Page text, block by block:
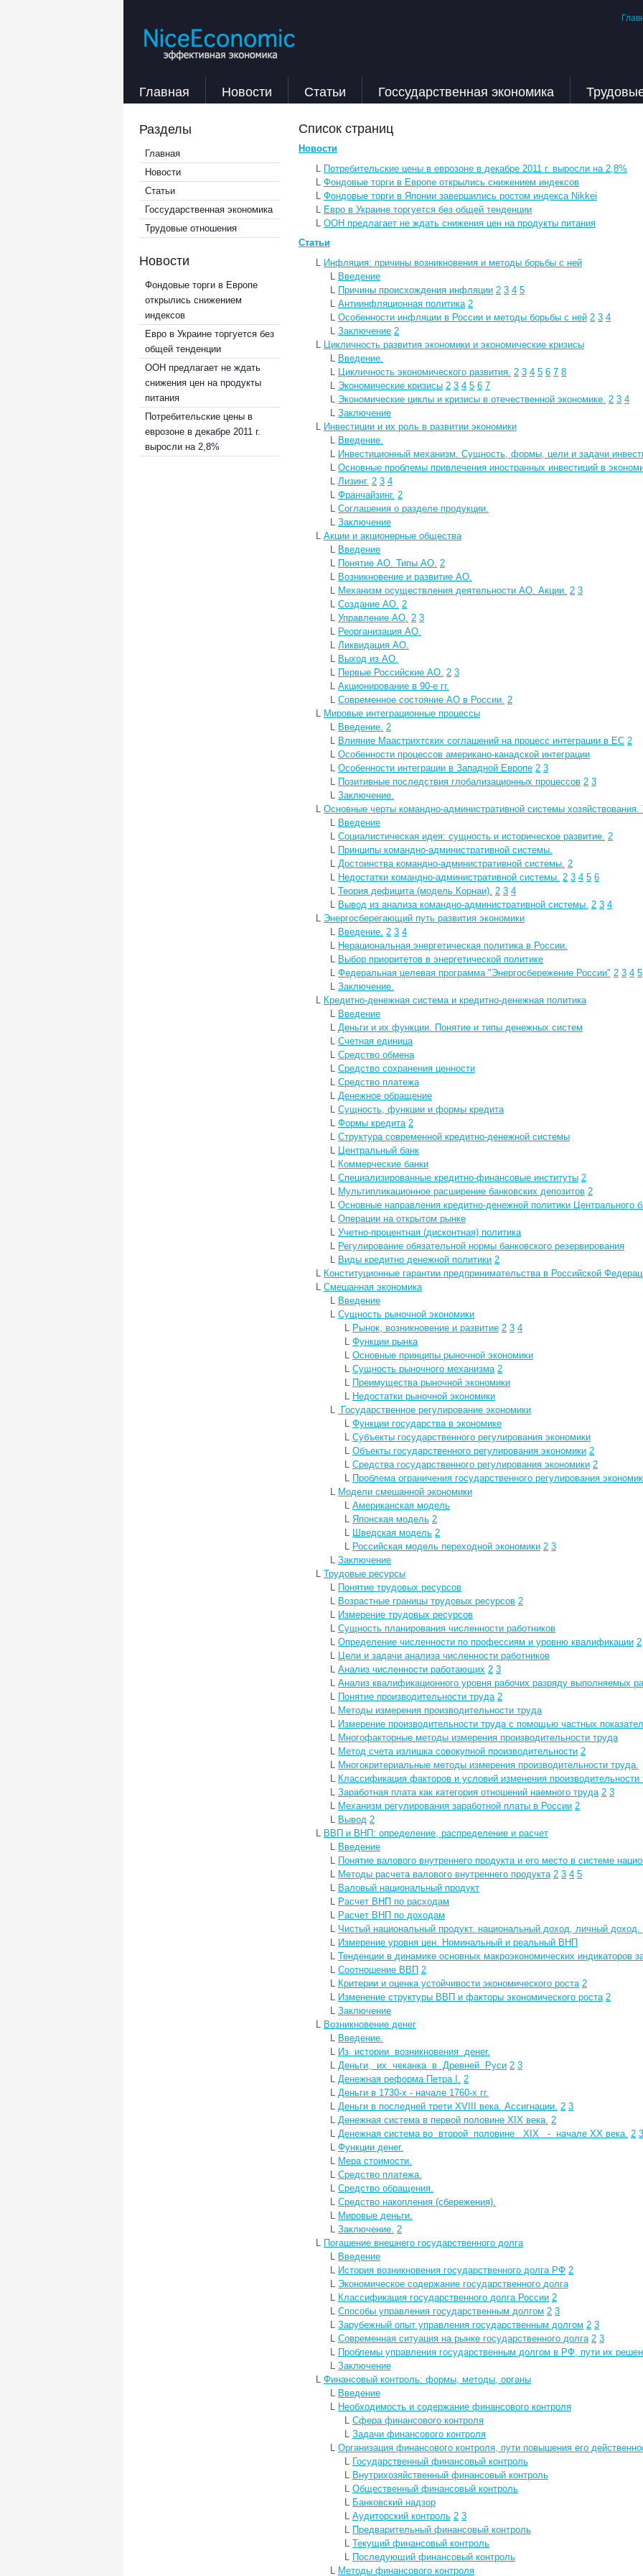
Главная Новости Статьи Госсударственная экономика
Разделы
Главная
Новости
Статьи
Госсударственная экономика
Трудовые отношения
Новости
Фондовые торги в Европе
открылись снижением
индексов
Евро в Украине торгуется без
общей тенденции
ООН предлагает не ждать
снижения цен на продукты
питания
Потребительские цены в
еврозоне в декабре 2011 г.
выросли на 2,8%
Список страниц
Новости
L Потребительские цены в еврозоне в декабре 2011 г. выросли на 2,8%
L Фондовые торги в Европе открылись снижением индексов
L Фондовые торги в Японии завершились ростом индекса Nikkei
L Евро в Украине торгуется без общей тенденции
L ООН предлагает не ждать снижения цен на продукты питания
Статьи
L Инфляция: причины возникновения и методы борьбы с ней
L Введение
L Причины происхождения инфляции 2 3 4 5
L Антиинфляционная политика 2
L Особенности инфляции в России и методы борьбы с ней 2 3 4
L Заключение 2
L Цикличность развития экономики и экономические кризисы
L Введение.
L Цикличность экономического развития. 2 3 4 5 6 7 8
L Экономические кризисы 2 3 4 5 6 7
L Экономические циклы и кризисы в отечественной экономике. 2 3 4
L Заключение
L Инвестиции и их роль в развитии экономики
L Введение.
L Инвестиционный механизм. Сущность, формы, цели и задачи
L Основные проблемы привлечения иностранных инвестиций в
L Лизинг. 2 3 4
L Франчайзинг. 2
L Соглашения о разделе продукции.
L Заключение
L Акции и акционерные общества
L Введение
L Понятие АО. Типы АО. 2
L Возникновение и развитие АО.
L Механизм осуществления деятельности АО. Акции. 2 3
L Создание АО. 2
L Управление АО. 2 3
L Реорганизация АО.
L Ликвидация АО.
L Выход из АО.
L Первые Российские АО. 2 3
L Акционирование в 90-е гг.
L Современное состояние АО в России. 2
L Мировые интеграционные процессы
L Введение. 2
L Влияние Маастрихтских соглашений на процесс интеграции в ЕС 2
L Особенности процессов американо-канадской интеграции
L Особенности интеграции в Западной Европе 2 3
L Позитивные последствия глобализационных процессов 2 3
L Заключение.
L Основные черты командно-административной системы
L Введение
L Социалистическая идея: сущность и историческое развитие. 2
L Принципы командно-административной системы.
L Достоинства командно-административной системы. 2
L Недостатки командно-административной системы. 2 3 4 5 6
L Теория дефицита (модель Корнаи). 2 3 4
L Вывод из анализа командно-административной системы. 2 3 4
L Энергосберегающий путь развития экономики
L Введение. 2 3 4
L Нерациональная энергетическая политика в России.
L Выбор приоритетов в энергетической политике
L Федеральная целевая программа "Энергосбережение России" 2 3 4 5
L Заключение.
L Кредитно-денежная система и кредитно-денежная политика
L Введение
L Деньги и их функции. Понятие и типы денежных систем
L Счетная единица
L Средство обмена
L Средство сохранения ценности
L Средство платежа
L Денежное обращение
L Сущность, функции и формы кредита
L Формы кредита 2
L Структура современной кредитно-денежной системы
L Центральный банк
L Коммерческие банки
L Специализированные кредитно-финансовые институты 2
L Мультипликационное расширение банковских депозитов 2
L Основные направления кредитно-денежной политики Центрального
L Операции на открытом рынке
L Учетно-процентная (дисконтная) политика
L Регулирование обязательной нормы банковского резервирования
L Виды кредитно денежной политики 2
L Конституционные гарантии предпринимательства в Российской
L Смешанная экономика
L Введение
L Сущность рыночной экономики
L Рынок, возникновение и развитие 2 3 4
L Функции рынка
L Основные принципы рыночной экономики
L Сущность рыночного механизма 2
L Преимущества рыночной экономики
L Недостатки рыночной экономики
L
Государственное регулирование экономики
L Функции государства в экономике
L Субъекты государственного регулирования экономики
L Объекты государственного регулирования экономики 2
L Средства государственного регулирования экономики 2
L Проблема ограничения государственного регулирования
L Модели смешанной экономики
L Американская модель
L Японская модель 2
L Шведская модель 2
L Российская модель переходной экономики 2 3
L Заключение
L Трудовые ресурсы
L Понятие трудовых ресурсов
L Возрастные границы трудовых ресурсов 2
L Измерение трудовых ресурсов
L Сущность планирования численности работников
L Определение численности по профессиям и уровню квалификации 2
L Цели и задачи анализа численности работников
L Анализ численности работающих 2 3
L Анализ квалификационного уровня рабочих разряду выполняемых
L Понятие производительности труда 2
L Методы измерения производительности труда
L Измерение производительности труда с помощью частных
L Многофакторные методы измерения производительности труда
L Метод счета излишка совокупной производительности 2
L Многокритериальные методы измерения производительности труда.
L Классификация факторов и условий изменения производительности
L Заработная плата как категория отношений наемного труда 2 3
L Механизм регулирования заработной платы в России 2
L Вывод 2
L ВВП и ВНП: определение, распределение и расчет
L Введение
L Понятие валового внутреннего продукта и его место в системе
L Методы расчета валового внутреннего продукта 2 3 4 5
L Валовый национальный продукт
L Расчет ВНП по расходам
L Расчет ВНП по доходам
L Чистый национальный продукт. национальный доход, личный
L Измерение уровня цен. Номинальный и реальный ВНП
L Тенденции в динамике основных макроэкономических индикаторов
L Соотношение ВВП 2
L Критерии и оценка устойчивости экономического роста 2
L Изменение структуры ВВП и факторы экономического роста 2
L Заключение
L Возникновение денег
L Введение.
L Из истории возникновения денег.
L Деньги, их чеканка в Древней Руси 2 3
L Денежная реформа Петра I. 2
L Деньги в 1730-х - начале 1760-х гг.
L Деньги в последней трети XVIII века. Ассигнации. 2 3
L Денежная система в первой половине XIX века. 2
L Денежная система во второй половине XIX - начале ХХ века. 2 3
L Функции денег.
L Мера стоимости.
L Средство платежа.
L Средство обращения.
L Средство накопления (сбережения).
L Мировые деньги.
L Заключение. 2
L Погашение внешнего государственного долга
L Введение
L История возникновения государственного долга РФ 2
L Экономическое содержание государственного долга
L Классификация государственного долга России 2
L Способы управления государственным долгом 2 3
L Зарубежный опыт управления государственным долгом 2 3
L Современная ситуация на рынке государственного долга 2 3
L Проблемы управления государственным долгом в РФ, пути их
L Заключение
L Финансовый контроль: формы, методы, органы
L Введение
L Необходимость и содержание финансового контроля
L Сфера финансового контроля
L Задачи финансового контроля
L Организация финансового контроля, пути повышения его
L Государственный финансовый контроль
L Внутрихозяйственный финансовый контроль
L Общественный финансовый контроль
L Банковский надзор
L Аудиторский контроль 2 3
L Предварительный финансовый контроль
L Текущий финансовый контроль
L Последующий финансовый контроль
L Методы финансового контроля